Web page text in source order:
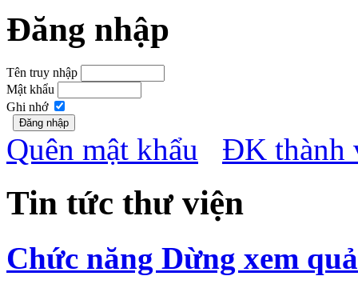
Đăng nhập
Tên truy nhập
Mật khẩu
Ghi nhớ
Quên mật khẩu ĐK thành
Tin tức thư viện
Chức năng Dừng xem